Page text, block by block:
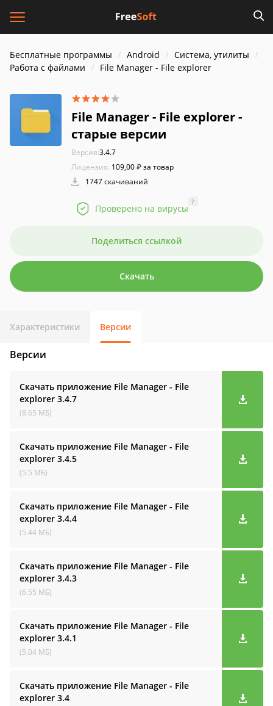
Бесплатные программы Android
Система, утилиты
Работа с файлами
File Manager - File explorer
File Manager - File explorer -
старые версии
Версия:3.4.7
Лицензия: 109,00 ₽ за товар
1747 скачиваний
Проверено на вирусы
?
Поделиться ссылкой
Скачать
Характеристики Версии
Версии
Скачать приложение File Manager - File
explorer 3.4.7
(8.65 МБ)
Скачать приложение File Manager - File
explorer 3.4.5
(5.5 МБ)
Скачать приложение File Manager - File
explorer 3.4.4
(5.44 МБ)
Скачать приложение File Manager - File
explorer 3.4.3
(6.55 МБ)
Скачать приложение File Manager - File
explorer 3.4.1
(5.04 МБ)
Скачать приложение File Manager - File
explorer 3.4